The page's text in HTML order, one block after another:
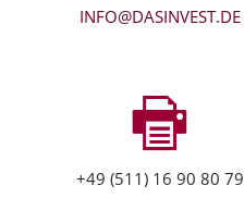
INFO@DASINVEST.DE
+49 (511) 16 90 80 79